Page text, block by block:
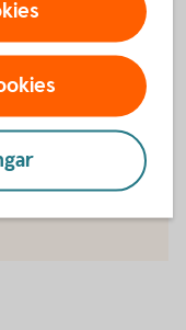
du först
prestanda